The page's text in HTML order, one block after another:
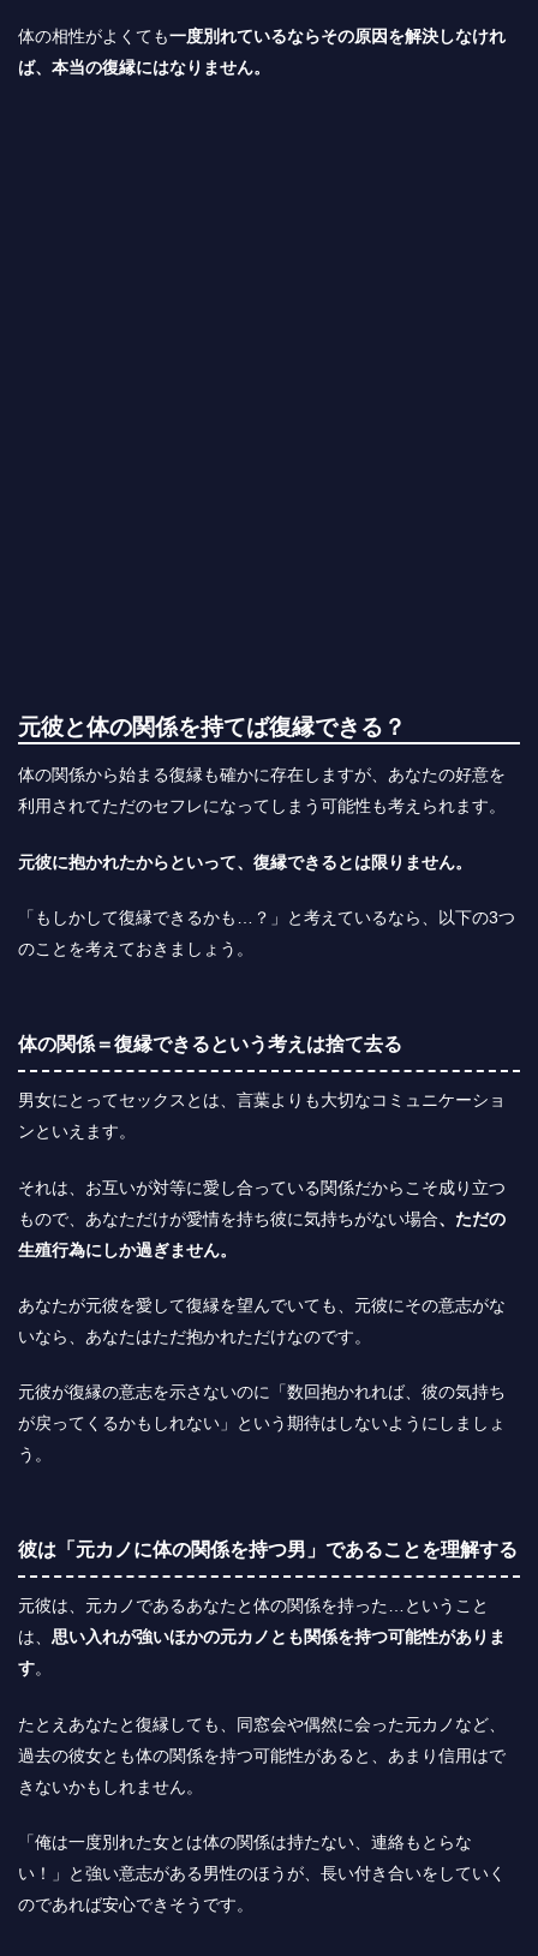
体の相性がよくても一度別れているならその原因を解決しなけれ
ば、本当の復縁にはなりません。
元彼と体の関係を持てば復縁できる？
体の関係から始まる復縁も確かに存在しますが、あなたの好意を
利用されてただのセフレになってしまう可能性も考えられます。
元彼に抱かれたからといって、復縁できるとは限りません。
「もしかして復縁できるかも…？」と考えているなら、以下の3つ
のことを考えておきましょう。
体の関係＝復縁できるという考えは捨て去る
男女にとってセックスとは、言葉よりも大切なコミュニケーショ
ンといえます。
それは、お互いが対等に愛し合っている関係だからこそ成り立つ
もので、あなただけが愛情を持ち彼に気持ちがない場合、ただの
生殖行為にしか過ぎません。
あなたが元彼を愛して復縁を望んでいても、元彼にその意志がな
いなら、あなたはただ抱かれただけなのです。
元彼が復縁の意志を示さないのに 「数回抱かれれば、彼の気持ち
が戻ってくるかもしれない」という期待はしないようにしましょ
う。
彼は「元カノに体の関係を持つ男」であることを理解する
元彼は、元カノであるあなたと体の関係を持った…ということ
は、 思い入れが強いほかの元カノとも関係を持つ可能性がありま
す。
たとえあなたと復縁しても、同窓会や偶然に会った元カノなど、
過去の彼女とも体の関係を持つ可能性があると、あまり信用はで
きないかもしれません。
「俺は一度別れた女とは体の関係は持たない、連絡もとらな
い！」と強い意志がある男性のほうが、長い付き合いをしていく
のであれば安心できそうです。